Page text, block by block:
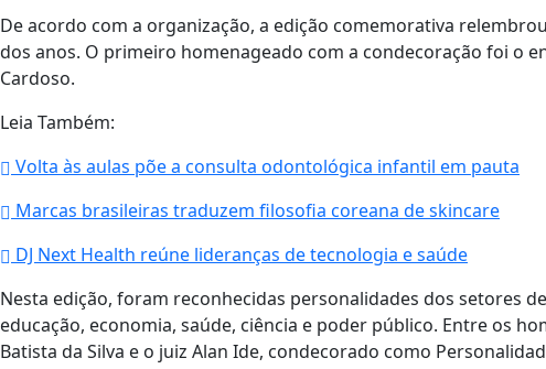
De acordo com a organização, a edição comemorativa
dos anos. O primeiro homenageado com a condecoração foi o
Cardoso.
Leia Também:
Volta às aulas põe a consulta odontológica infantil em pauta
Marcas brasileiras traduzem filosofia coreana de skincare
DJ Next Health reúne lideranças de tecnologia e saúde
Nesta edição, foram reconhecidas personalidades dos setores
educação, economia, saúde, ciência e poder público. Entre os
Batista da Silva e o juiz Alan Ide, condecorado como